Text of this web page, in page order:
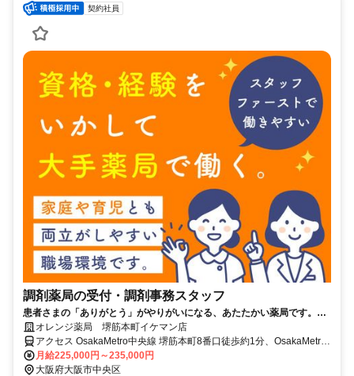
契約社員
調剤薬局の受付・調剤事務スタッフ
患者さまの「ありがとう」がやりがいになる、あたたかい薬局です。
【完全週休2日制＆年間休日118日】
オレンジ薬局 堺筋本町イケマン店
アクセス OsakaMetro中央線 堺筋本町8番口徒歩約1分、OsakaMetro
堺筋線 堺筋本町8番口徒歩約1分、OsakaMetro中央線 本町9番口徒歩
約5分
月給225,000円～235,000円
大阪府大阪市中央区